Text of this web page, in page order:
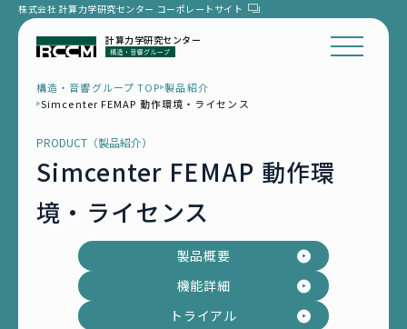
株式会社 計算力学研究センター コーポレートサイト
計算力学研究センター
構造・音響グループ TOP 製品紹介
Simcenter FEMAP 動作環境・ライセンス
PRODUCT（製品紹介）
Simcenter FEMAP 動作環
境・ライセンス
製品概要
機能詳細
トライアル